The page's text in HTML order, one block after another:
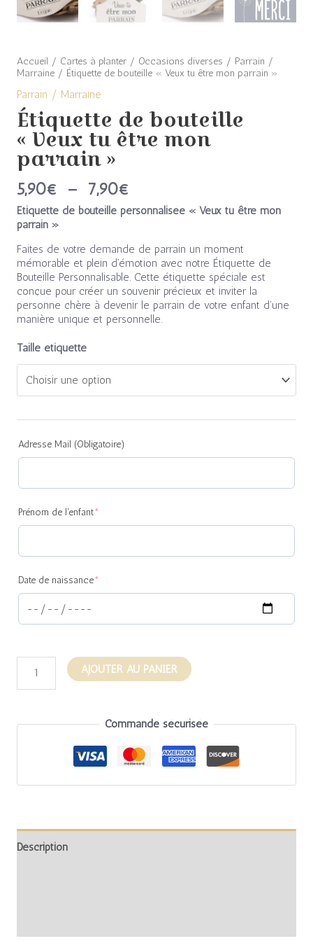
Accueil / Cartes à planter/ Occasions diverses / Parrain /
Marraine/ Étiquette de bouteille « Veux tu être mon parrain »
Parrain / Marraine
Étiquette de bouteille
« Veux tu être mon
parrain »
5,90€ – 7,90€
Etiquette de bouteille personnalisée « Veux tu être mon
parrain »
Faites de votre demande de parrain un moment
mémorable et plein d’émotion avec notre Étiquette de
Bouteille Personnalisable. Cette étiquette spéciale est
conçue pour créer un souvenir précieux et inviter la
personne chère à devenir le parrain de votre enfant d’une
manière unique et personnelle.
Taille étiquette
Adresse Mail (Obligatoire)
Prénom de l'enfant*
(required)
Date de naissance*
(required)
AJOUTER AU PANIER
Commande sécurisée
Description